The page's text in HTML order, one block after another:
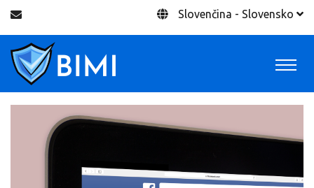
Slovenčina - Slovensko